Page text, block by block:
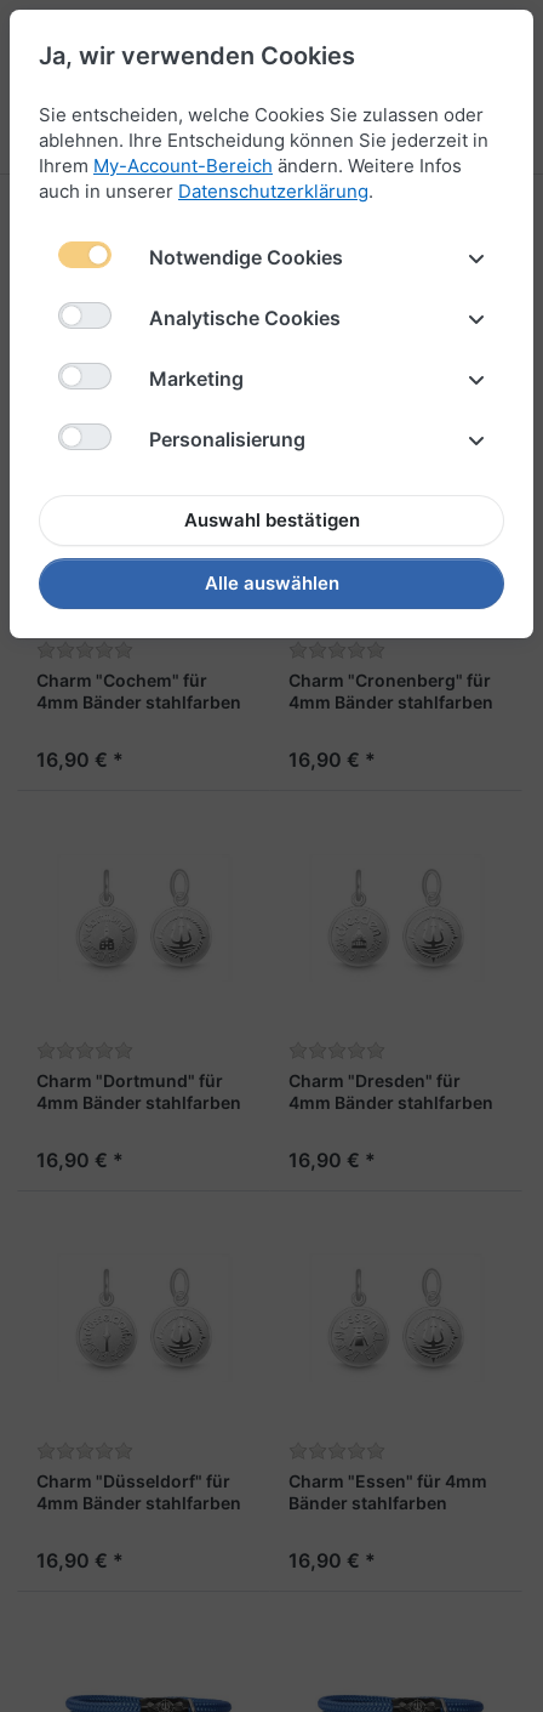
Menü Anmelden Vergleichen Wunschliste Warenkorb
13-24 von
Filtern & Sortieren
Charm "Cochem" für
4mm Bänder stahlfarben
16,90 € *
Charm "Cronenberg" für
4mm Bänder stahlfarben
16,90 € *
Charm "Dortmund" für
4mm Bänder stahlfarben
16,90 € *
Charm "Dresden" für
4mm Bänder stahlfarben
16,90 € *
Charm "Düsseldorf" für
4mm Bänder stahlfarben
16,90 € *
Charm "Essen" für 4mm
Bänder stahlfarben
16,90 € *
Ja, wir verwenden Cookies
Sie entscheiden, welche Cookies Sie zulassen oder
ablehnen. Ihre Entscheidung können Sie jederzeit in
Ihrem My-Account-Bereich ändern. Weitere Infos
auch in unserer Datenschutzerklärung.
Notwendige Cookies
Analytische Cookies
Marketing
Personalisierung
Auswahl bestätigen
Alle auswählen